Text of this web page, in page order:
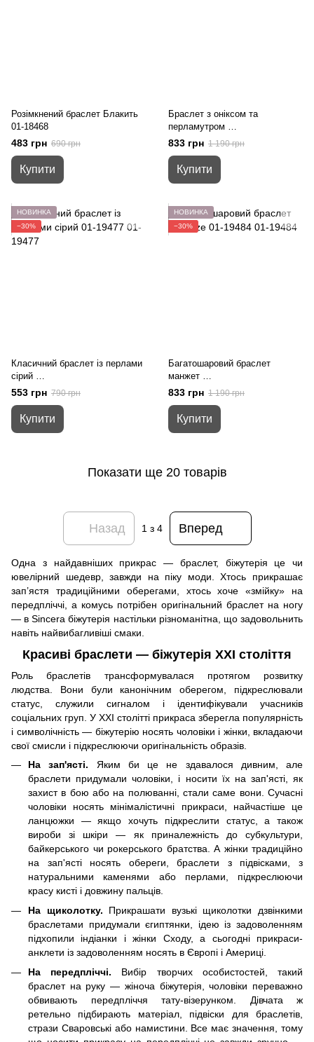
Розімкнений браслет Блакить
01-18468
483 грн 690 грн
Купити
Браслет з оніксом та
перламутром
01-19468
833 грн 1 190 грн
Купити
НОВИНКА
−30%
Класичний браслет із перлами
сірий
01-19477
553 грн 790 грн
Купити
НОВИНКА
−30%
Багатошаровий браслет
манжет
01-19484
833 грн 1 190 грн
Купити
Показати ще 20 товарів
Назад 1 з 4 Вперед
Одна з найдавніших прикрас — браслет, біжутерія це чи
ювелірний шедевр, завжди на піку моди. Хтось прикрашає
зап’ястя традиційними оберегами, хтось хоче «змійку» на
передпліччі, а комусь потрібен оригінальний браслет на ногу
— в Sincera біжутерія настільки різноманітна, що задовольнить
навіть найвибагливіші смаки.
Красиві браслети — біжутерія XXI століття
Роль браслетів трансформувалася протягом розвитку
людства. Вони були канонічним оберегом, підкреслювали
статус, служили сигналом і ідентифікували учасників
соціальних груп. У XXI столітті прикраса зберегла популярність
і символічність — біжутерію носять чоловіки і жінки, вкладаючи
свої смисли і підкреслюючи оригінальність образів.
На зап'ясті. Яким би це не здавалося дивним, але
браслети придумали чоловіки, і носити їх на зап'ясті, як
захист в бою або на полюванні, стали саме вони. Сучасні
чоловіки носять мінімалістичні прикраси, найчастіше це
ланцюжки — якщо хочуть підкреслити статус, а також
вироби зі шкіри — як приналежність до субкультури,
байкерського чи рокерського братства. А жінки традиційно
на зап'ясті носять обереги, браслети з підвісками, з
натуральними каменями або перлами, підкреслюючи
красу кисті і довжину пальців.
На щиколотку. Прикрашати вузькі щиколотки дзвінкими
браслетами придумали єгиптянки, ідею із задоволенням
підхопили індіанки і жінки Сходу, а сьогодні прикраси-
анклети із задоволенням носять в Європі і Америці.
На передпліччі. Вибір творчих особистостей, такий
браслет на руку — жіноча біжутерія, чоловіки переважно
обвивають передпліччя тату-візерунком. Дівчата ж
ретельно підбирають матеріал, підвіски для браслетів,
стрази Сваровські або намистини. Все має значення, тому